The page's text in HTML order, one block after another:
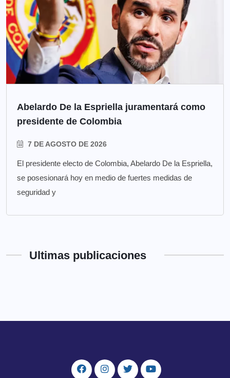
Abelardo De la Espriella juramentará como
presidente de Colombia
7 DE AGOSTO DE 2026
El presidente electo de Colombia, Abelardo De la Espriella,
se posesionará hoy en medio de fuertes medidas de
seguridad y
Ultimas publicaciones